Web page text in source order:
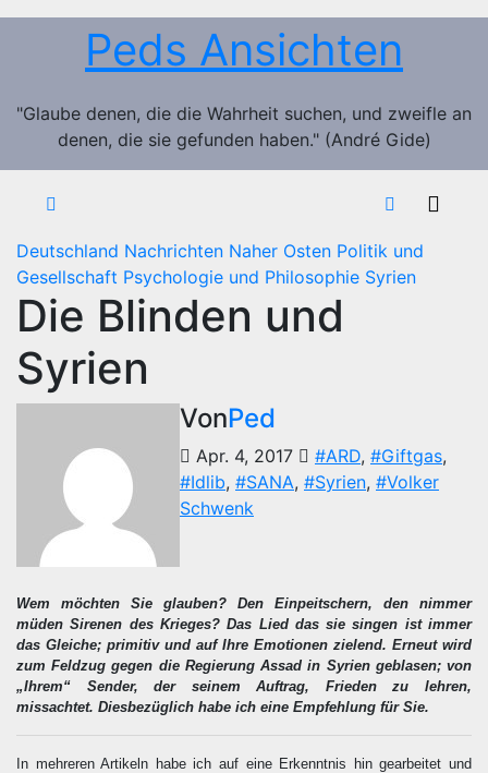
Zum
Peds Ansichten
"Glaube denen, die die Wahrheit suchen, und zweifle an
denen, die sie gefunden haben." (André Gide)
Deutschland Nachrichten Naher Osten Politik und
Gesellschaft Psychologie und Philosophie Syrien
Die Blinden und
Syrien
VonPed
Apr. 4, 2017 #ARD, #Giftgas,
#Idlib, #SANA, #Syrien, #Volker
Schwenk
Wem möchten Sie glauben? Den Einpeitschern, den nimmer
müden Sirenen des Krieges? Das Lied das sie singen ist immer
das Gleiche; primitiv und auf Ihre Emotionen zielend. Erneut wird
zum Feldzug gegen die Regierung Assad in Syrien geblasen; von
„Ihrem“ Sender, der seinem Auftrag, Frieden zu lehren,
missachtet. Diesbezüglich habe ich eine Empfehlung für Sie.
In mehreren Artikeln habe ich auf eine Erkenntnis hin gearbeitet und